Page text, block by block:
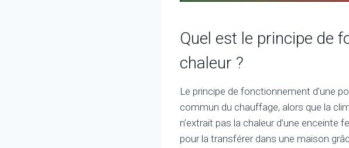
Quel est le principe de
chaleur ?
Le principe de fonctionnement d’une
commun du chauffage, alors que la
n’extrait pas la chaleur d’une enceinte
pour la transférer dans une maison